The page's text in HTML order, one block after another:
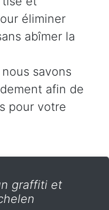
éliminer
abîmer la
savons
afin de
pour votre
graffiti et